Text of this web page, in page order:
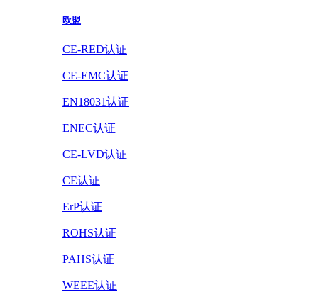
欧盟
CE-RED认证
CE-EMC认证
EN18031认证
ENEC认证
CE-LVD认证
CE认证
ErP认证
ROHS认证
PAHS认证
WEEE认证